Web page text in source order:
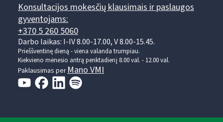
Konsultacijos mokesčių klausimais ir paslaugos
gyventojams:
+370 5 260 5060
Darbo laikas: I-IV 8.00-17.00, V 8.00-15.45.
Prieššventinę dieną - viena valanda trumpiau.
Kiekvieno mėnesio antrą penktadienį 8.00 val. - 12.00 val.
Paklausimas per Mano VMI